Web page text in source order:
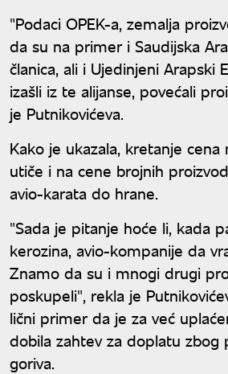
"Podaci OPEK-a, zemalja
da su na primer i Saudijska
članica, ali i Ujedinjeni Arapski
izašli iz te alijanse, povećali
je Putnikovićeva.
Kako je ukazala, kretanje
utiče i na cene brojnih
avio-karata do hrane.
"Sada je pitanje hoće li, kada
kerozina, avio-kompanije da
Znamo da su i mnogi drugi
poskupeli", rekla je
lični primer da je za već
dobila zahtev za doplatu zbog
goriva.